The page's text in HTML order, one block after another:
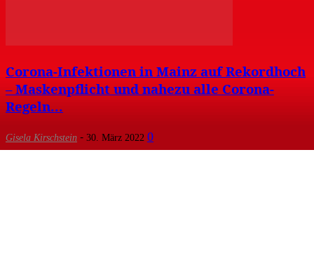
Corona-Infektionen in Mainz auf Rekordhoch
– Maskenpflicht und nahezu alle Corona-
Regeln...
Gisela Kirschstein - 30. März 2022 0